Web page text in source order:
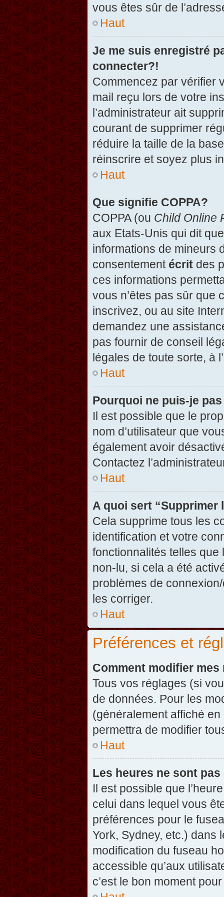
vous êtes sûr de
Haut
Je me suis enregistré
connecter?!
Commencez par vérifier
mail reçu lors de votre
l’administrateur ait
courant de supprimer
réduire la taille de la
réinscrire et soyez plus
Haut
Que signifie COPPA?
COPPA (ou Child Online
aux Etats-Unis qui dit
informations de mineurs
consentement écrit des
ces informations
vous n’êtes pas sûr que
inscrivez, ou au site
demandez une
pas fournir de conseil
légales de toute sorte, à
Haut
Pourquoi ne puis-je
Il est possible que le
nom d’utilisateur que
également avoir
Contactez
Haut
A quoi sert “Supprimer
Cela supprime tous les
identification et votre
fonctionnalités telles que
non-lu, si cela a été
problèmes de
les corriger.
Haut
Préférences et
Comment modifier mes
Tous vos réglages (si
de données. Pour les
(généralement affiché
permettra de modifier
Haut
Les heures ne sont
Il est possible que
celui dans lequel vous
préférences pour le
York, Sydney, etc.) dans
modification du fuseau
accessible qu’aux
c’est le bon moment